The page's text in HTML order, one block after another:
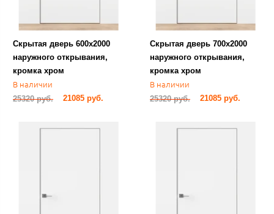
Скрытая дверь 600х2000
наружного открывания,
кромка хром
В наличии
25320 руб. 21085 руб.
Скрытая дверь 700х2000
наружного открывания,
кромка хром
В наличии
25320 руб. 21085 руб.